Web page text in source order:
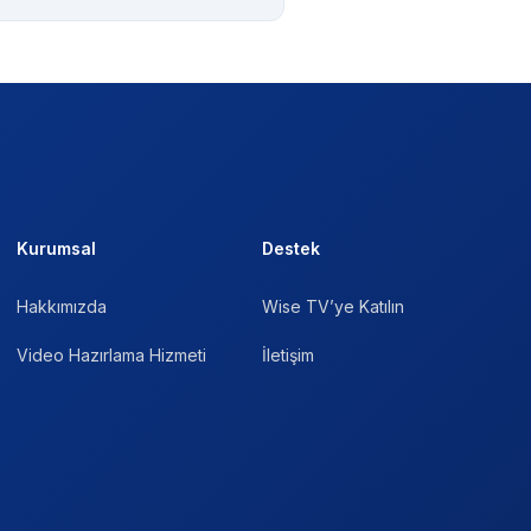
Kurumsal
Hakkımızda
Video Hazırlama Hizmeti
Destek
Wise TV’ye Katılın
İletişim